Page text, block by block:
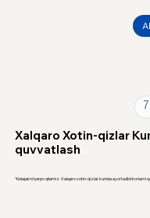
Xalqaro Xotin-qizlar
quvvatlash
“Kelajakni barpo qilamiz: Xalqaro xotin-qizlar kunida ayol tadbirkorlarni